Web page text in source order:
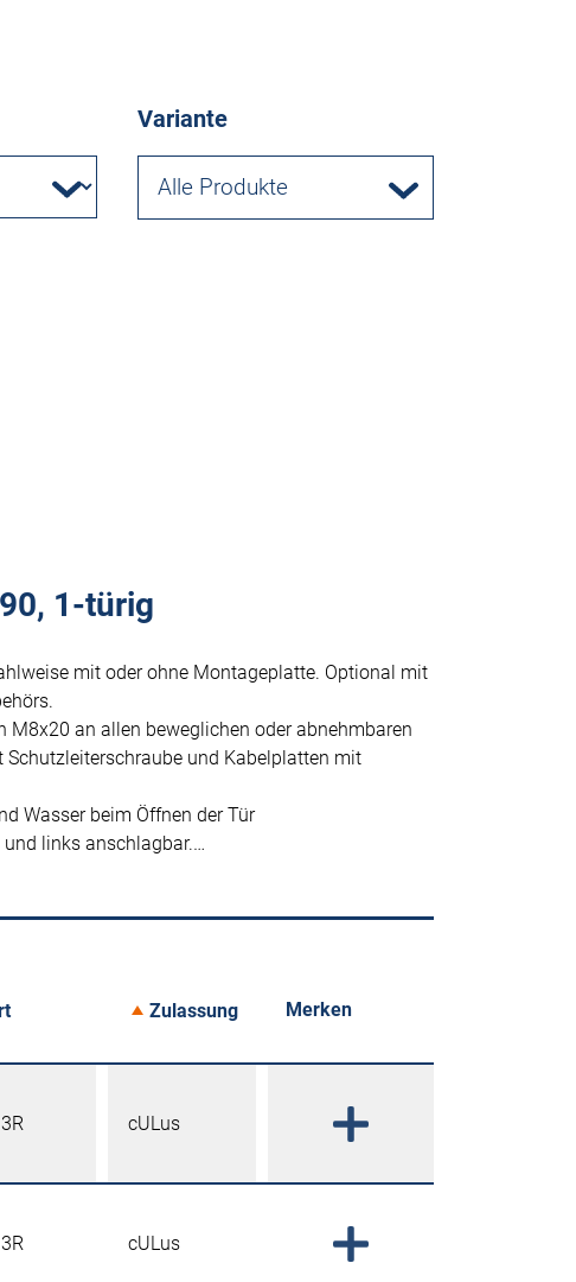
Variante
Alle Produkte
1-türig
mit oder ohne Montageplatte. Optional mit
M8x20 an allen beweglichen oder abnehmbaren
und Kabelplatten mit
Wasser beim Öffnen der Tür
links anschlagbar.…
Zulassung Merken
cULus
cULus